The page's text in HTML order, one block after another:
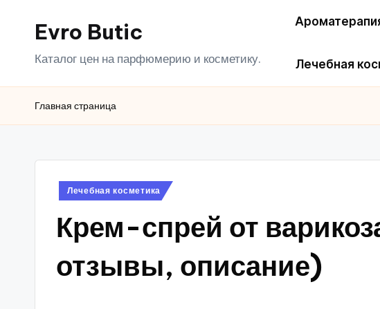
ПерейтиEvro Butic
Каталог цен на парфюмерию и косметику. Лечебная
Главная страница
Опубликовано
Лечебная косметика
Крем-спрей от
отзывы, описание)